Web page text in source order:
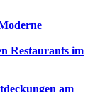
Restaurants im
am